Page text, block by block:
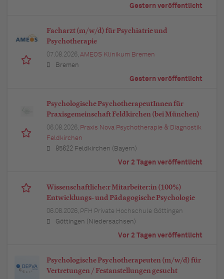
Gestern veröffentlicht
Facharzt (m/w/d) für Psychiatrie und
Psychotherapie
07.08.2026, AMEOS Klinikum Bremen
Bremen
Gestern veröffentlicht
Psychologische PsychotherapeutInnen für
Praxisgemeinschaft Feldkirchen (bei München)
06.08.2026, Praxis Nova Psychotherapie & Diagnostik
Feldkirchen
85622 Feldkirchen (Bayern)
Vor 2 Tagen veröffentlicht
Wissenschaftliche:r Mitarbeiter:in (100%)
Entwicklungs- und Pädagogische Psychologie
06.08.2026, PFH Private Hochschule Göttingen
Göttingen (Niedersachsen)
Vor 2 Tagen veröffentlicht
Psychologische Psychotherapeuten (m/w/d) für
Vertretungen / Festanstellungen gesucht